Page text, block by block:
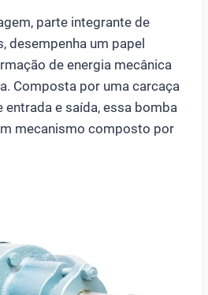
parte integrante de
desempenha um papel
de energia mecânica
Composta por uma carcaça
entrada e saída, essa bomba
mecanismo composto por